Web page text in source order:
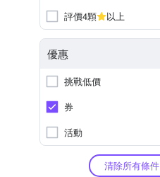
評價4顆
以上
優惠
挑戰低價
券
活動
清除所有條件